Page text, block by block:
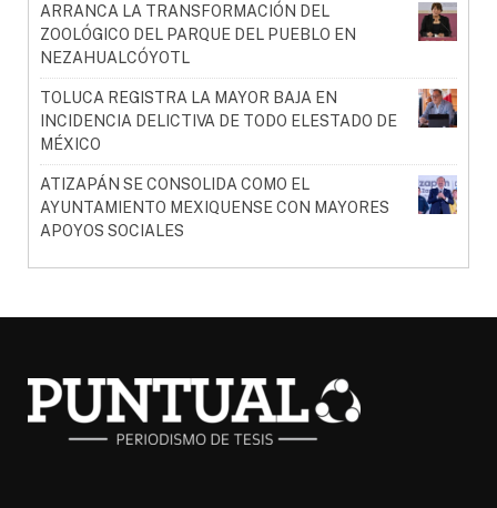
ARRANCA LA TRANSFORMACIÓN DEL
ZOOLÓGICO DEL PARQUE DEL PUEBLO EN
NEZAHUALCÓYOTL
TOLUCA REGISTRA LA MAYOR BAJA EN
INCIDENCIA DELICTIVA DE TODO ELESTADO DE
MÉXICO
ATIZAPÁN SE CONSOLIDA COMO EL
AYUNTAMIENTO MEXIQUENSE CON MAYORES
APOYOS SOCIALES